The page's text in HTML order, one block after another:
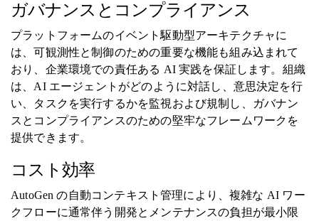
ガバナンスとコンプライアンス
プラットフォームのイベント駆動型アーキテクチャに
は、可観測性と制御のための重要な機能も組み込まれて
おり、企業環境での責任ある AI 実践を保証します。組織
は、AI エージェントがどのように対話し、意思決定を行
い、タスクを実行するかを監視および規制し、ガバナン
スとコンプライアンスのための堅牢なフレームワークを
提供できます。
コスト効率
AutoGen の自動コンテキスト管理により、複雑な AI ワー
クフローに通常伴う開発とメンテナンスの負担が最小限